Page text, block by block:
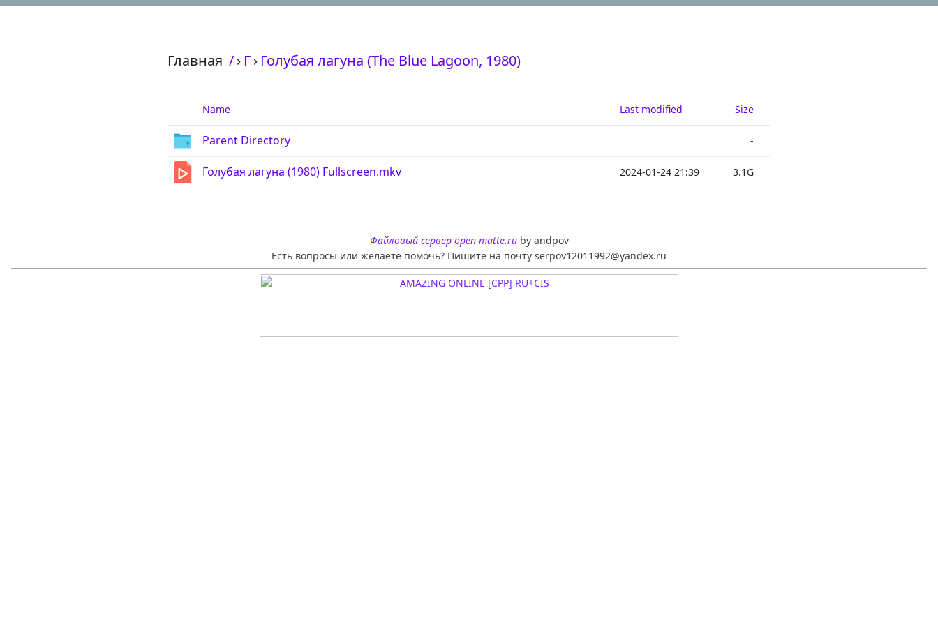
Главная /› Г› Голубая лагуна (The Blue Lagoon, 1980)
Name Last modified Size
Parent Directory -
Голубая лагуна (1980) Fullscreen.mkv 2024-01-24 21:39 3.1G
Файловый сервер open-matte.ruby andpov
Есть вопросы или желаете помочь? Пишите на почту serpov12011992@yandex.ru